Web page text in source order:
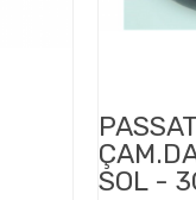
SOL -